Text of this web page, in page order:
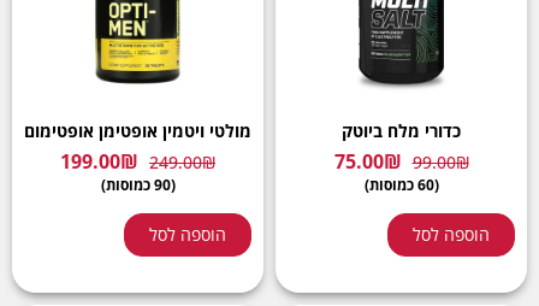
כדורי מלח ביוטק
99.00₪
75.00₪
(60 כמוסות)
הוספה לסל
מולטי ויטמין אופטימן אופטימום
249.00₪
199.00₪
(90 כמוסות)
הוספה לסל